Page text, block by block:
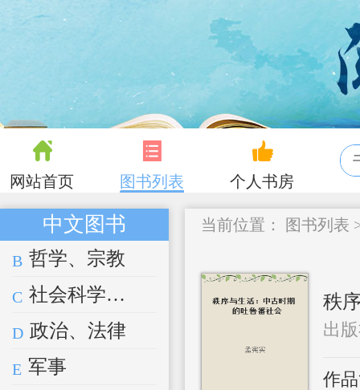
网站首页 图书列表 个人书房
中文图书
B 哲学、宗教
C 社会科学总论
D 政治、法律
E 军事
当前位置： 图书列表
秩
出
作